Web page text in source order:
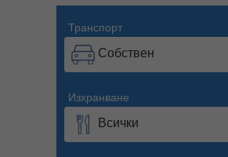
Транспорт
Собствен
Изхранване
Всички